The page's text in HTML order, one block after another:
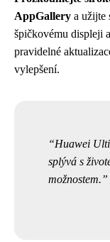
AppGallery a užijte
špičkovému displeji
pravidelné
vylepšení.
Huawei
splývá s
možnostem.